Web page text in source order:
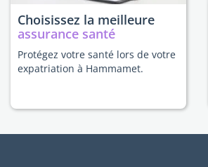
Choisissez la meilleure
assurance santé
Protégez votre santé lors de votre
expatriation à Hammamet.